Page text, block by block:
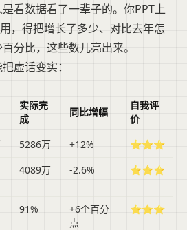
看数据看了一辈子的。你PPT上
，得把增长了多少、对比去年怎
分比，这些数儿亮出来。
虚话变实：
实际完
成
同比增幅
自我评
价
5286万 +12%
⭐⭐⭐
4089万 -2.6% ⭐⭐⭐
91%
+6个百分
点
⭐⭐⭐